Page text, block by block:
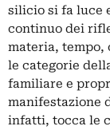
silicio si fa luce
continuo dei
materia, tempo,
le categorie
familiare e
manifestazione
infatti, tocca le